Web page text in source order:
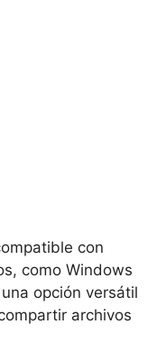
con
como Windows
opción versátil
archivos